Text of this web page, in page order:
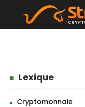
Lexique
Cryptomonnaie